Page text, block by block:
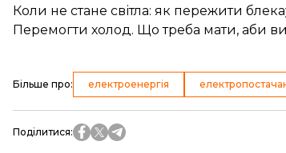
Коли не стане світла: як пережити
Перемогти холод. Що треба мати, аби
Більше про: електроенергія
Поділитися: